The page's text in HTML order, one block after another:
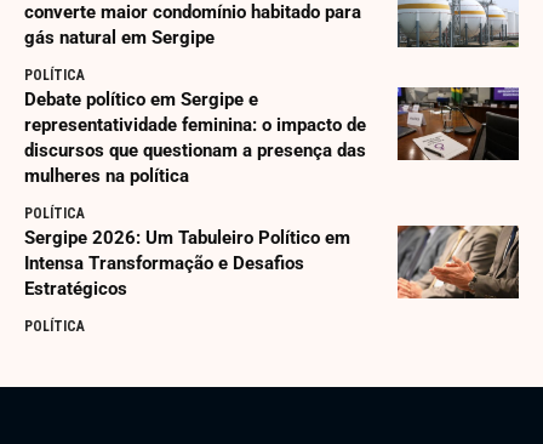
converte maior condomínio habitado para
gás natural em Sergipe
POLÍTICA
Debate político em Sergipe e
representatividade feminina: o impacto de
discursos que questionam a presença das
mulheres na política
POLÍTICA
Sergipe 2026: Um Tabuleiro Político em
Intensa Transformação e Desafios
Estratégicos
POLÍTICA